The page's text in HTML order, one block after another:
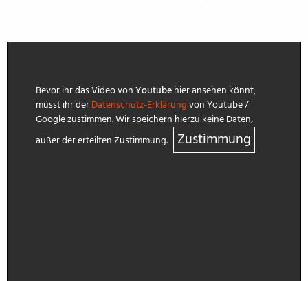
Bevor ihr das Video vonYoutubehier ansehen könnt,
müsst ihr derDatenschutz-Erklärungvon Youtube /
Google zustimmen. Wir speichern hierzu keine Daten,
außer der erteilten Zustimmung.
Zustimmung